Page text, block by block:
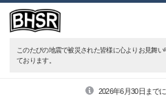
このたびの地震で被災された皆様に心よりお見舞
ております。
2026年6月30日まで